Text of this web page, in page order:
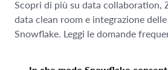
Scopri di più su data collaboration,
data clean room e integrazione
Snowflake. Leggi le domande